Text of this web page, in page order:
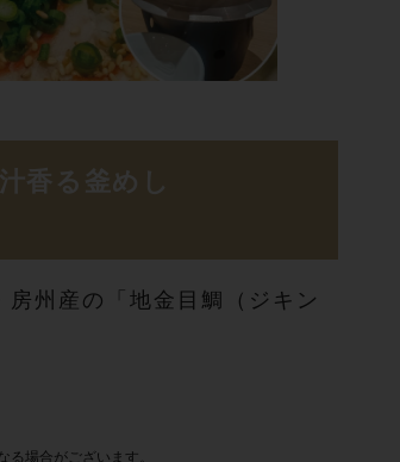
香る釜めし
州産の「地金目鯛（ジキン
場合がございます。